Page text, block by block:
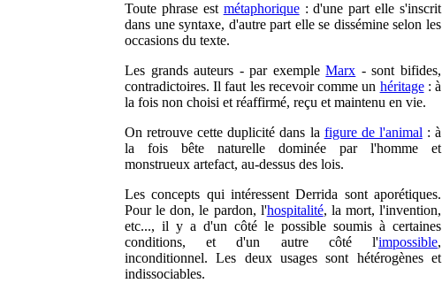
Toute phrase est métaphorique: d'une part elle s'inscrit
dans une syntaxe, d'autre part elle se dissémine selon les
occasions du texte.
Les grands auteurs - par exempleMarx - sont bifides,
contradictoires. Il faut les recevoir comme un héritage: à
la fois non choisi et réaffirmé, reçu et maintenu en vie.
On retrouve cette duplicité dans la figure de l'animal : à
la fois bête naturelle dominée par l'homme et
monstrueux artefact, au-dessus des lois.
Les concepts qui intéressent Derrida sont aporétiques.
Pour le don, le pardon, l'hospitalité, la mort, l'invention,
etc..., il y a d'un côté le possible soumis à certaines
conditions, et d'un autre côté l'impossible,
inconditionnel. Les deux usages sont hétérogènes et
indissociables.